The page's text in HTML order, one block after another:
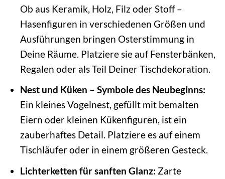
Ob aus Keramik, Holz, Filz oder Stoff –
Hasenfiguren in verschiedenen Größen und
Ausführungen bringen Osterstimmung in
Deine Räume. Platziere sie auf Fensterbänken,
Regalen oder als Teil Deiner Tischdekoration.
Nest und Küken – Symbole des Neubeginns:
Ein kleines Vogelnest, gefüllt mit bemalten
Eiern oder kleinen Kükenfiguren, ist ein
zauberhaftes Detail. Platziere es auf einem
Tischläufer oder in einem größeren Gesteck.
Lichterketten für sanften Glanz: Zarte